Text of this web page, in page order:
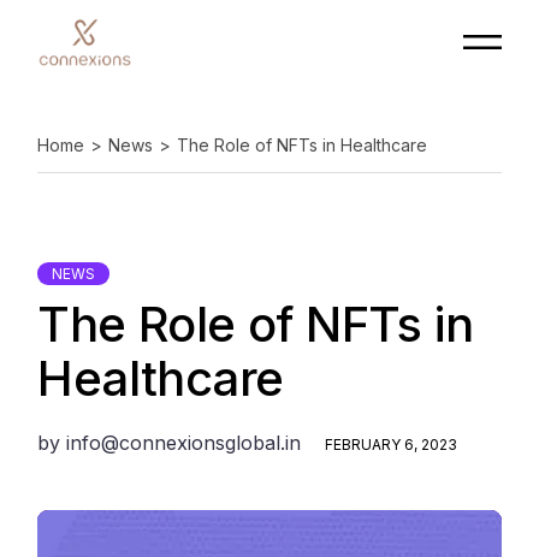
Home News The Role of NFTs in Healthcare
NEWS
The Role of NFTs in
Healthcare
by info@connexionsglobal.in FEBRUARY 6, 2023